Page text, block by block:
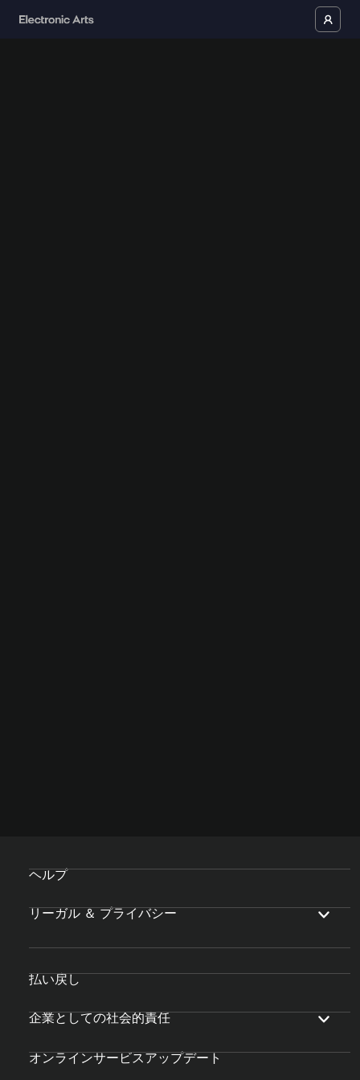
ヘルプ
リーガル ＆ プライバシー
払い戻し
企業としての社会的責任
オンラインサービスアップデート